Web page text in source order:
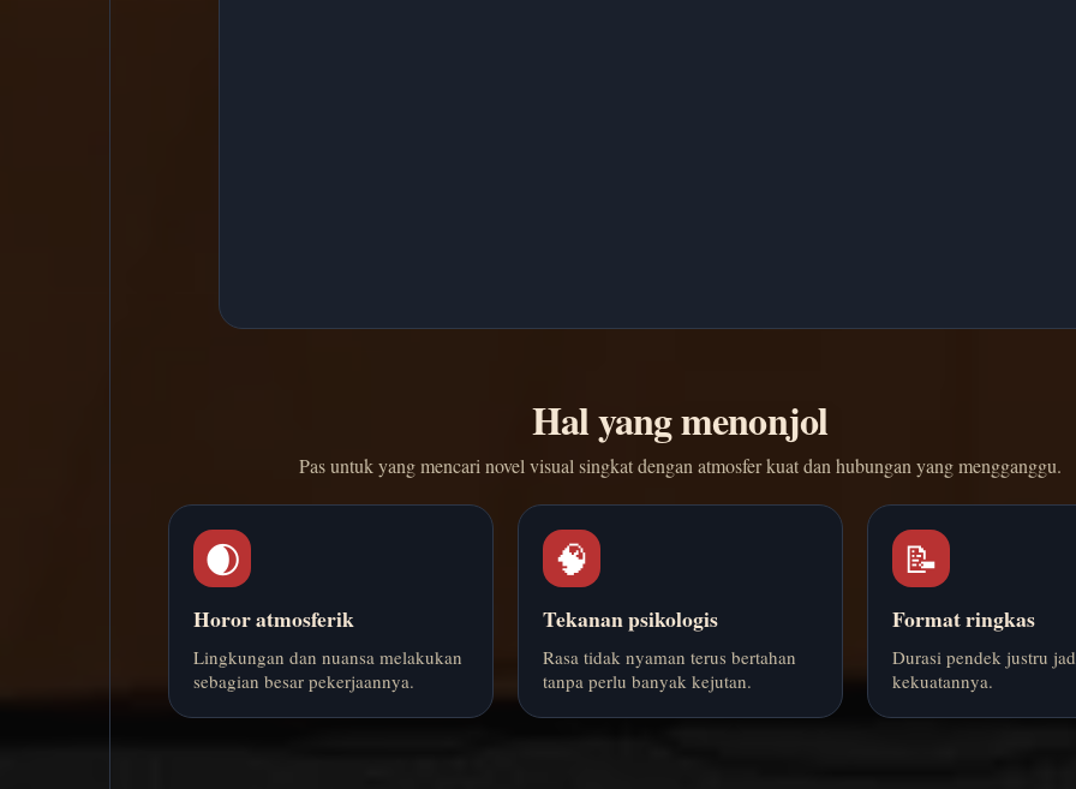
Hal yang menonjol
Pas untuk yang mencari novel visual singkat dengan atmosfer kuat dan hubungan yang mengganggu.
🌒
Horor atmosferik
Lingkungan dan nuansa melakukan
sebagian besar pekerjaannya.
🧠
Tekanan psikologis
Rasa tidak nyaman terus bertahan
tanpa perlu banyak kejutan.
📝
Format ringkas
Durasi pendek justru
kekuatannya.